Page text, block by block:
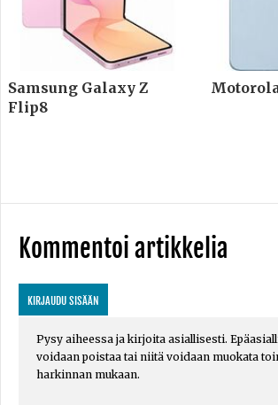
Samsung Galaxy Z
Flip8
Kommentoi artikkelia
KIRJAUDU SISÄÄN
Pysy aiheessa ja kirjoita asiallisesti.
voidaan poistaa tai niitä voidaan muokata
harkinnan mukaan.